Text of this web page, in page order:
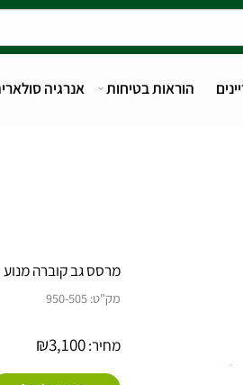
הוראות בטיחות אנרגיה סולארית
מרסס גב קוברה מנוע 5 כ"ס
950-505
מחיר: ₪3,100